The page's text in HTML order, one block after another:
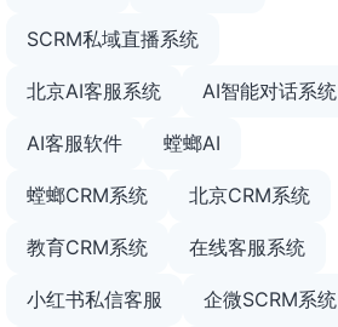
SCRM私域直播系统
北京AI客服系统 AI智能对话系统
AI客服软件 螳螂AI
螳螂CRM系统 北京CRM系统
教育CRM系统 在线客服系统
小红书私信客服 企微SCRM系统